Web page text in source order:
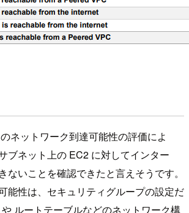
ネットワーク到達可能性の評価によ
ブネット上の EC2 に対してインター
ないことを確認できたと言えそうです。
能性は、セキュリティグループの設定だ
ルートテーブルなどのネットワーク構